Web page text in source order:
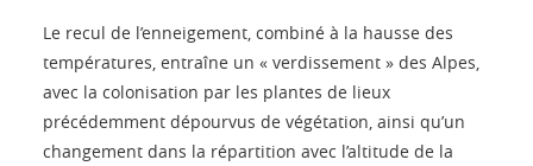
Le recul de l’enneigement, combiné à la hausse des
températures, entraîne un « verdissement » des Alpes,
avec la colonisation par les plantes de lieux
précédemment dépourvus de végétation, ainsi qu’un
changement dans la répartition avec l’altitude de la